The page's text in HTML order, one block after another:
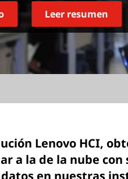
Leer resumen
Lenovo HCI,
a la de la nube con
en nuestras